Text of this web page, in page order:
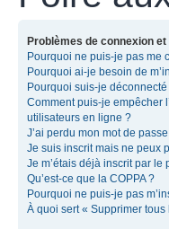
Problèmes de connexion et
Pourquoi ne puis-je pas me
Pourquoi ai-je besoin de
Pourquoi suis-je
Comment puis-je empêcher
utilisateurs en ligne ?
J’ai perdu mon mot de
Je suis inscrit mais ne peux
Je m’étais déjà inscrit par
Qu’est-ce que la COPPA ?
Pourquoi ne puis-je pas
À quoi sert « Supprimer